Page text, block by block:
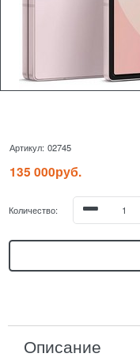
Артикул: 02745
135 000руб.
Количество:
Описание